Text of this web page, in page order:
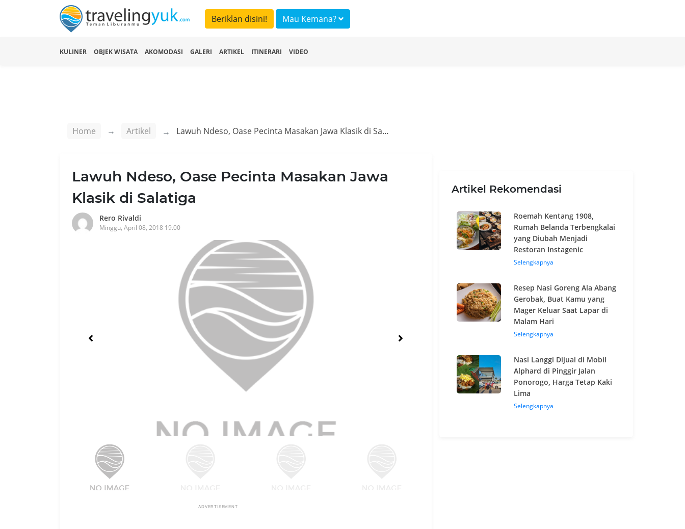
Beriklan disini! Mau Kemana?
KULINER OBJEK WISATA AKOMODASI GALERI ARTIKEL ITINERARI VIDEO
Home Artikel Lawuh Ndeso, Oase Pecinta Masakan Jawa Klasik di Salatiga
Lawuh Ndeso, Oase Pecinta Masakan Jawa
Klasik di Salatiga
Rero Rivaldi
Minggu, April 08, 2018 19.00
ADVERTISEMENT
Artikel Rekomendasi
Roemah Kentang 1908,
Rumah Belanda Terbengkalai
yang Diubah Menjadi
Restoran Instagenic
Selengkapnya
Resep Nasi Goreng Ala Abang
Gerobak, Buat Kamu yang
Mager Keluar Saat Lapar di
Malam Hari
Selengkapnya
Nasi Langgi Dijual di Mobil
Alphard di Pinggir Jalan
Ponorogo, Harga Tetap Kaki
Lima
Selengkapnya